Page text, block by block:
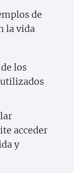
de
la vida
los
acceder
y